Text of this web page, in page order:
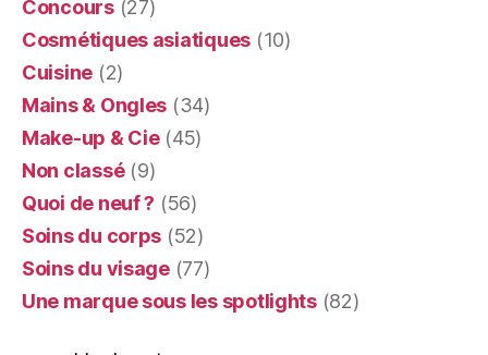
Concours(27)
Cosmétiques asiatiques (10)
Cuisine (2)
Mains & Ongles (34)
Make-up & Cie(45)
Non classé(9)
Quoi de neuf ? (56)
Soins du corps (52)
Soins du visage(77)
Une marque sous les spotlights(82)